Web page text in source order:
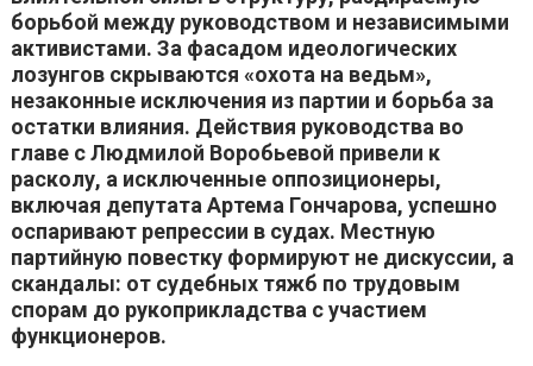
борьбой между руководством и независимыми
активистами. За фасадом идеологических
лозунгов скрываются «охота на ведьм»,
незаконные исключения из партии и борьба за
остатки влияния. Действия руководства во
главе с Людмилой Воробьевой привели к
расколу, а исключенные оппозиционеры,
включая депутата Артема Гончарова, успешно
оспаривают репрессии в судах. Местную
партийную повестку формируют не дискуссии, а
скандалы: от судебных тяжб по трудовым
спорам до рукоприкладства с участием
функционеров.